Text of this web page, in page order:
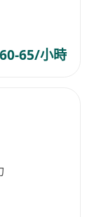
普通話聽說
標示、價簽
操作電子收
流程
運（單次不
65/小時